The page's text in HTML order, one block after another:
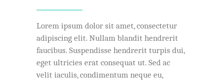
Lorem ipsum dolor sit amet, consectetur
adipiscing elit. Nullam blandit hendrerit
faucibus. Suspendisse hendrerit turpis dui,
eget ultricies erat consequat ut. Sed ac
velit iaculis, condimentum neque eu,